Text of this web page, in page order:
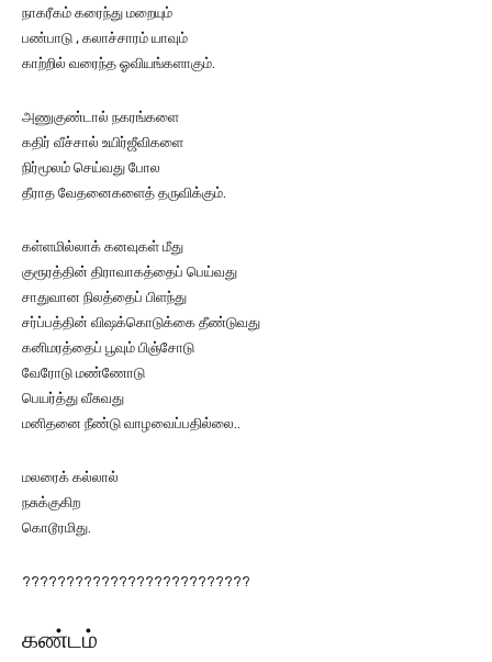
நாகரீகம் கரைந்து மறையும்
பண்பாடு , கலாச்சாரம் யாவும்
காற்றில் வரைந்த ஓவியங்களாகும்.
அணுகுண்டால் நகரங்களை
கதிர் வீச்சால் உயிர்ஜீவிகளை
நிர்மூலம் செய்வது போல
தீராத வேதனைகளைத் தருவிக்கும்.
கள்ளமில்லாக் கனவுகள் மீது
குரூரத்தின் திராவாகத்தைப் பெய்வது
சாதுவான நிலத்தைப் பிளந்து
சர்ப்பத்தின் விஷக்கொடுக்கை தீண்டுவது
கனிமரத்தைப் பூவும் பிஞ்சோடு
வேரோடு மண்ணோடு
பெயர்த்து வீசுவது
மனிதனை நீண்டு வாழவைப்பதில்லை..
மலரைக் கல்லால்
நசுக்குகிற
கொடூரமிது.
??????????????????????????
கண்டம்